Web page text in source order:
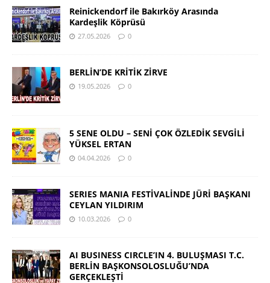
Reinickendorf ile Bakırköy Arasında
Kardeşlik Köprüsü
27.05.2026 0
BERLİN’DE KRİTİK ZİRVE
19.05.2026 0
5 SENE OLDU – SENİ ÇOK ÖZLEDİK SEVGİLİ
YÜKSEL ERTAN
04.04.2026 0
SERIES MANIA FESTİVALİNDE JÜRİ BAŞKANI
CEYLAN YILDIRIM
10.03.2026 0
AI BUSINESS CIRCLE’IN 4. BULUŞMASI T.C.
BERLİN BAŞKONSOLOSLUĞU’NDA
GERÇEKLEŞTİ